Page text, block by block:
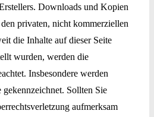
Downloads und Kopien
privaten, nicht kommerziellen
die Inhalte auf dieser Seite
wurden, werden die
Insbesondere werden
Sollten Sie
aufmerksam